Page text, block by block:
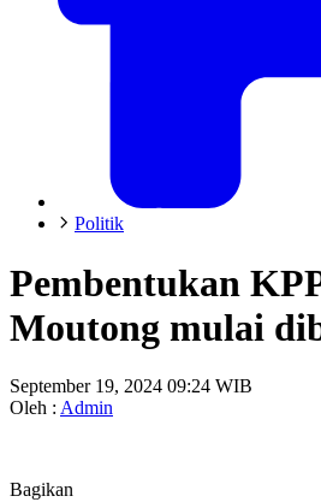
Politik
Pembentukan
Moutong mulai
September 19, 2024 09:24 WIB
Oleh : Admin
Bagikan